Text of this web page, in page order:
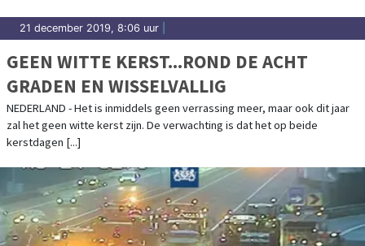
21 december 2019, 8:06 uur
GEEN WITTE KERST...ROND DE ACHT
GRADEN EN WISSELVALLIG
NEDERLAND - Het is inmiddels geen verrassing meer, maar ook dit jaar
zal het geen witte kerst zijn. De verwachting is dat het op beide
kerstdagen [...]